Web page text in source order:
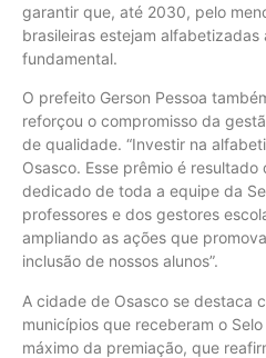
garantir que, até 2030, pelo
brasileiras estejam alfabetizadas
fundamental.
O prefeito Gerson Pessoa
reforçou o compromisso da
de qualidade. “Investir na
Osasco. Esse prêmio é
dedicado de toda a equipe da
professores e dos gestores
ampliando as ações que
inclusão de nossos alunos”.
A cidade de Osasco se destaca
municípios que receberam o
máximo da premiação, que